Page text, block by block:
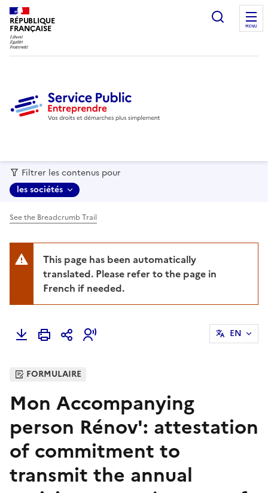
RÉPUBLIQUE
FRANÇAISE MENU
Filtrer les contenus pour
les sociétés
See the Breadcrumb Trail
This page has been automatically
translated. Please refer to the page in
French if needed.
EN
FORMULAIRE
Mon Accompanying
person Rénov': attestation
of commitment to
transmit the annual